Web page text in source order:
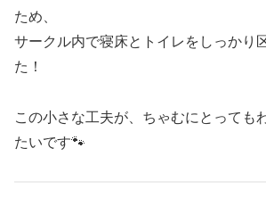
ため、
サークル内で寝床とトイレをしっかり
た！
この小さな工夫が、ちゃむにとっても
たいです🐾